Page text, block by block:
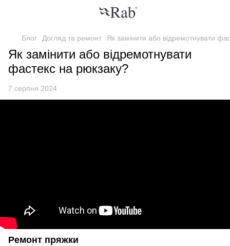
Блог Догляд та ремонт Як замінити або відремотнувати
Як замінити або відремотнувати
фастекс на рюкзаку?
7 серпня 2024
Ремонт пряжки